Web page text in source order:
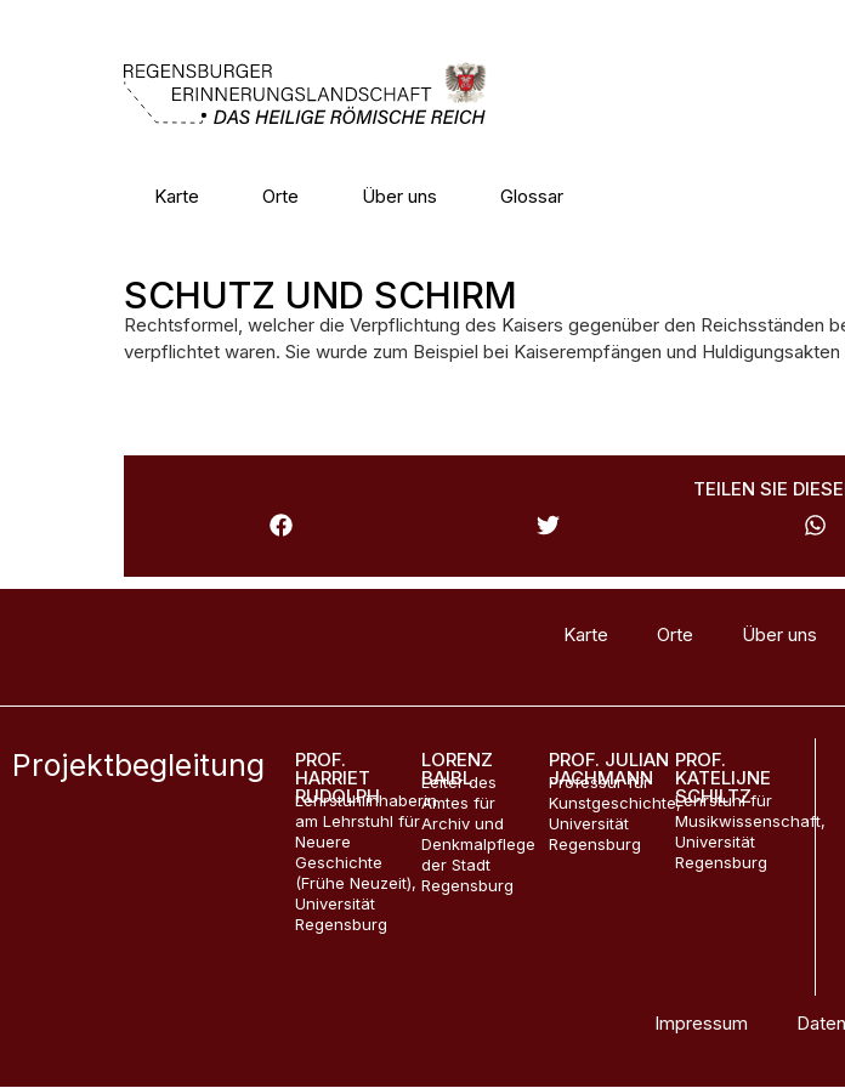
Karte Orte Über uns Glossar
SCHUTZ UND SCHIRM
Rechtsformel, welcher die Verpflichtung des Kaisers gegenüber den Reichsständen
verpflichtet waren. Sie wurde zum Beispiel bei Kaiserempfängen und
TEILEN SIE
Karte Orte Über uns
Projektbegleitung PROF.
HARRIET
RUDOLPH
Lehrstuhlinhaberin
am Lehrstuhl für
Neuere
Geschichte
(Frühe Neuzeit),
Universität
Regensburg
LORENZ
BAIBL
Leiter des
Amtes für
Archiv und
Denkmalpflege
der Stadt
Regensburg
PROF. JULIAN
JACHMANN
Professur für
Kunstgeschichte,
Universität
Regensburg
PROF.
KATELIJNE
SCHILTZ
Lehrstuhl für
Musikwissenschaft,
Universität
Regensburg
Impressum